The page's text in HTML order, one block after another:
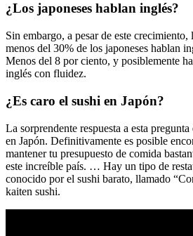
¿Los japoneses hablan inglés?
Sin embargo, a pesar de este crecimiento,
menos del 30% de los japoneses hablan
Menos del 8 por ciento, y posiblemente
inglés con fluidez.
¿Es caro el sushi en Japón?
La sorprendente respuesta a esta
en Japón. Definitivamente es posible
mantener tu presupuesto de comida
este increíble país. … Hay un tipo de
conocido por el sushi barato, llamado
kaiten sushi.